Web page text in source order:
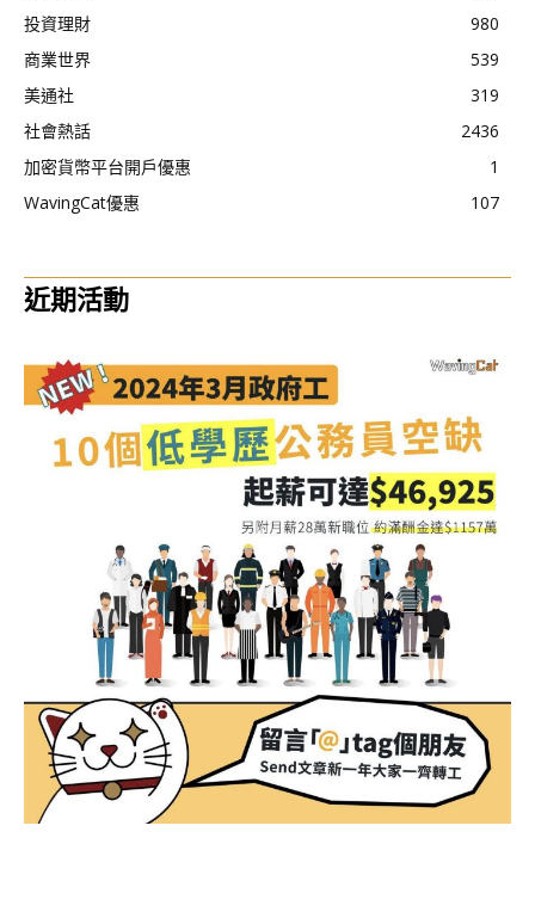
投資理財
980
商業世界
539
美通社
319
社會熱話
2436
加密貨幣平台開戶優惠
1
WavingCat優惠
107
近期活動